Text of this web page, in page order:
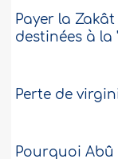
Payer la
destinées à la
Perte de
Pourquoi